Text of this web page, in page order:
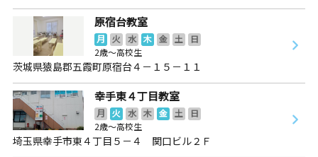
原宿台教室
月 火 水 木 金 土
日
2歳～高校生
茨城県猿島郡五霞町原宿台４－１５－１１
幸手東４丁目教室
月 火 水 木 金 土
日
2歳～高校生
埼玉県幸手市東４丁目５－４ 関口ビル２Ｆ